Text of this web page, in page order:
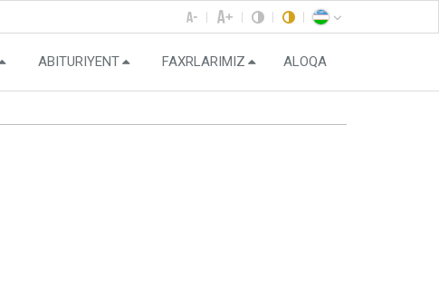
ABITURIYENT FAXRLARIMIZ ALOQA